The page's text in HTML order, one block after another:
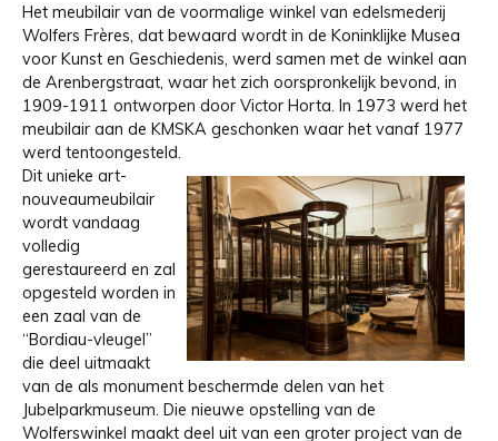
Het meubilair van de voormalige winkel van edelsmederij
Wolfers Frères, dat bewaard wordt in de Koninklijke Musea
voor Kunst en Geschiedenis, werd samen met de winkel aan
de Arenbergstraat, waar het zich oorspronkelijk bevond, in
1909-1911 ontworpen door Victor Horta. In 1973 werd het
meubilair aan de KMSKA geschonken waar het vanaf 1977
werd tentoongesteld.
Dit unieke art-
nouveaumeubilair
wordt vandaag
volledig
gerestaureerd en zal
opgesteld worden in
een zaal van de
“Bordiau-vleugel”
die deel uitmaakt
van de als monument beschermde delen van het
Jubelparkmuseum. Die nieuwe opstelling van de
Wolferswinkel maakt deel uit van een groter project van de